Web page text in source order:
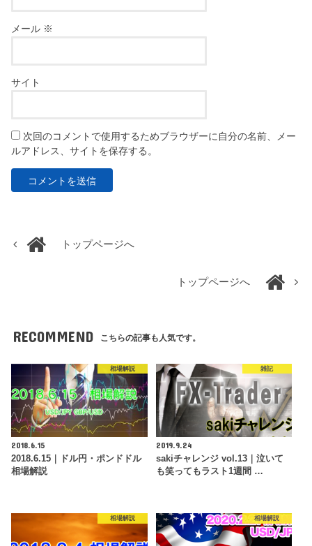
メール ※
サイト
次回のコメントで使用するためブラウザーに自分の名前、メー
ルアドレス、サイトを保存する。
トップページへ
トップページへ
RECOMMEND こちらの記事も人気です。
相場解説
2018.6.15
2018.6.15｜ドル円・ポンドドル
相場解説
雑記
2019.9.24
sakiチャレンジ vol.13｜泣いて
も笑ってもラスト1週間 …
相場解説 相場解説